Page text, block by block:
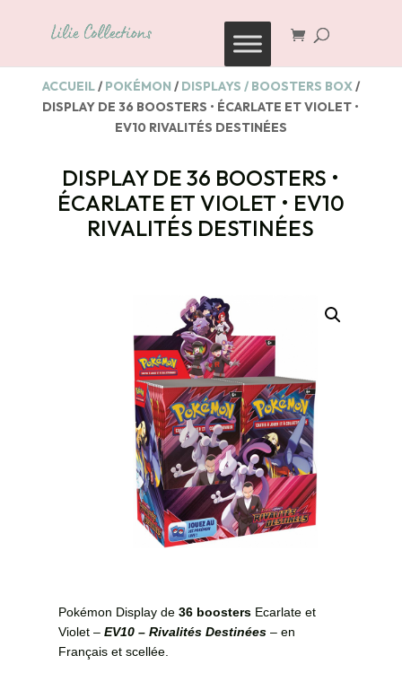
ACCUEIL/ POKÉMON / DISPLAYS / BOOSTERS BOX/
DISPLAY DE 36 BOOSTERS • ÉCARLATE ET VIOLET •
EV10 RIVALITÉS DESTINÉES
DISPLAY DE 36 BOOSTERS •
ÉCARLATE ET VIOLET • EV10
RIVALITÉS DESTINÉES
Pokémon Display de 36 boostersEcarlate et
Violet – EV10 – Rivalités Destinées– en
Français et scellée.